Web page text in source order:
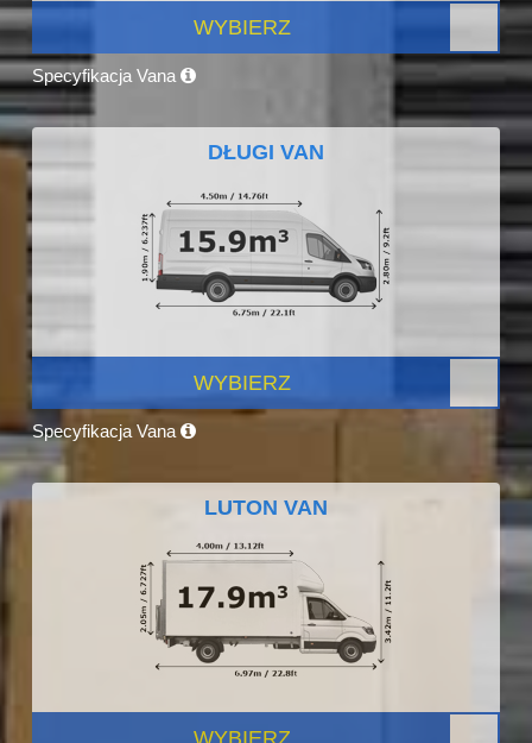
WYBIERZ
Specyfikacja Vana
DŁUGI VAN
WYBIERZ
Specyfikacja Vana
LUTON VAN
WYBIERZ